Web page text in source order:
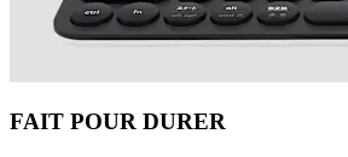
FAIT POUR DURER